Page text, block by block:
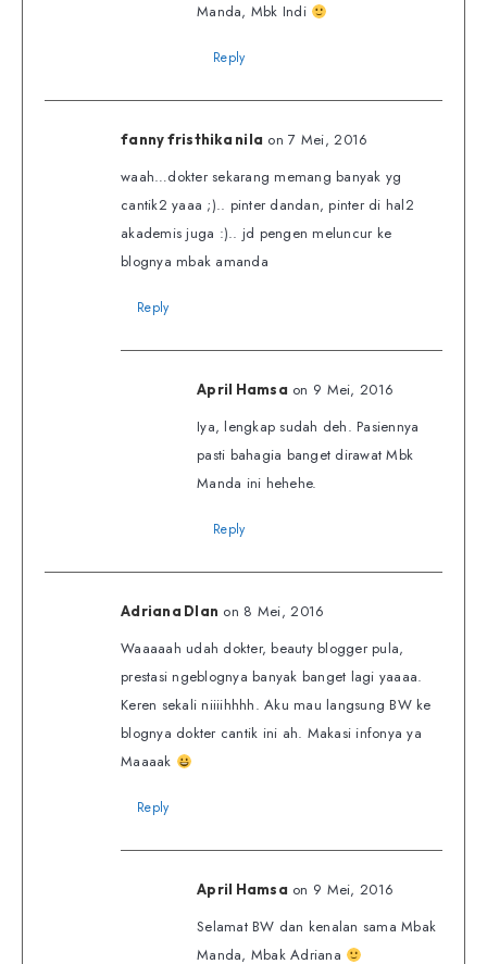
Manda, Mbk Indi
Reply
fanny fristhika nila on 7 Mei, 2016
waah…dokter sekarang memang banyak yg
cantik2 yaaa ;).. pinter dandan, pinter di hal2
akademis juga :).. jd pengen meluncur ke
blognya mbak amanda
Reply
April Hamsa on 9 Mei, 2016
Iya, lengkap sudah deh. Pasiennya
pasti bahagia banget dirawat Mbk
Manda ini hehehe.
Reply
Adriana DIan on 8 Mei, 2016
Waaaaah udah dokter, beauty blogger pula,
prestasi ngeblognya banyak banget lagi yaaaa.
Keren sekali niiiihhhh. Aku mau langsung BW ke
blognya dokter cantik ini ah. Makasi infonya ya
Maaaak
Reply
April Hamsa on 9 Mei, 2016
Selamat BW dan kenalan sama Mbak
Manda, Mbak Adriana